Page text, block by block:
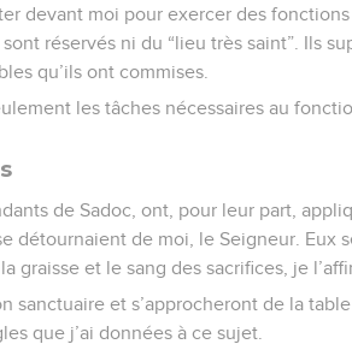
devant moi pour exercer des
réservés ni du “lieu très saint”. Ils
qu’ils ont commises.
les tâches nécessaires au
de Sadoc, ont, pour leur part,
détournaient de moi, le Seigneur. Eux
graisse et le sang des sacrifices, je
sanctuaire et s’approcheront de la
que j’ai données à ce sujet.